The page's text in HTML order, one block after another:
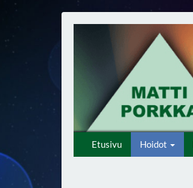
Etusivu Hoidot